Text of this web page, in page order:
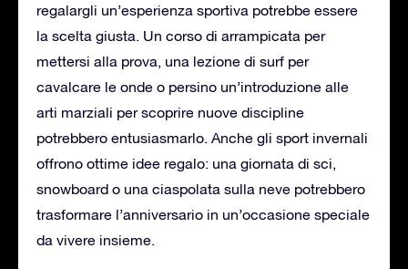
regalargli un’esperienza sportiva potrebbe essere
la scelta giusta. Un corso di arrampicata per
mettersi alla prova, una lezione di surf per
cavalcare le onde o persino un’introduzione alle
arti marziali per scoprire nuove discipline
potrebbero entusiasmarlo. Anche gli sport invernali
offrono ottime idee regalo: una giornata di sci,
snowboard o una ciaspolata sulla neve potrebbero
trasformare l’anniversario in un’occasione speciale
da vivere insieme.